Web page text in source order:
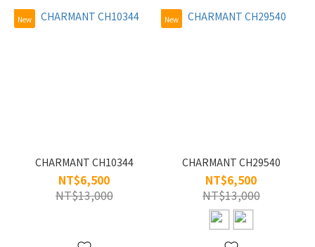
全
55 (8)
New
CHARMANT CH10344
NT$6,500
NT$13,000
New
CHARMANT CH29540
NT$6,500
NT$13,000